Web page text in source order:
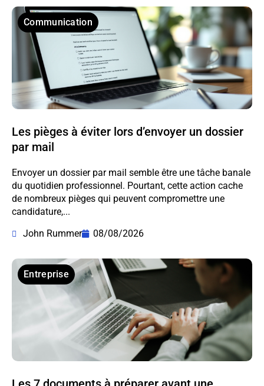
Communication
Les pièges à éviter lors d’envoyer un dossier
par mail
Envoyer un dossier par mail semble être une tâche banale
du quotidien professionnel. Pourtant, cette action cache
de nombreux pièges qui peuvent compromettre une
candidature,...
John Rummer
08/08/2026
Entreprise